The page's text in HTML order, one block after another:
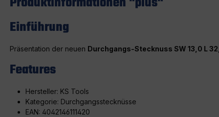
Einführung
Präsentation der neuen Durchgangs-Stecknuss SW 13,0 L
Features
Hersteller: KS Tools
Kategorie: Durchgangsstecknüsse
EAN: 4042146111420